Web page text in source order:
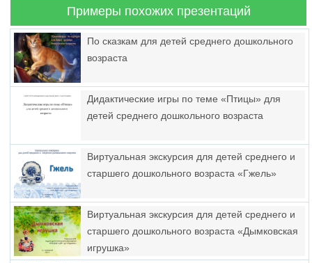
Примеры похожих презентаций
По сказкам для детей среднего дошкольного
возраста
Дидактические игры по теме «Птицы» для
детей среднего дошкольного возраста
Виртуальная экскурсия для детей среднего и
старшего дошкольного возраста «Гжель»
Виртуальная экскурсия для детей среднего и
старшего дошкольного возраста «Дымковская
игрушка»